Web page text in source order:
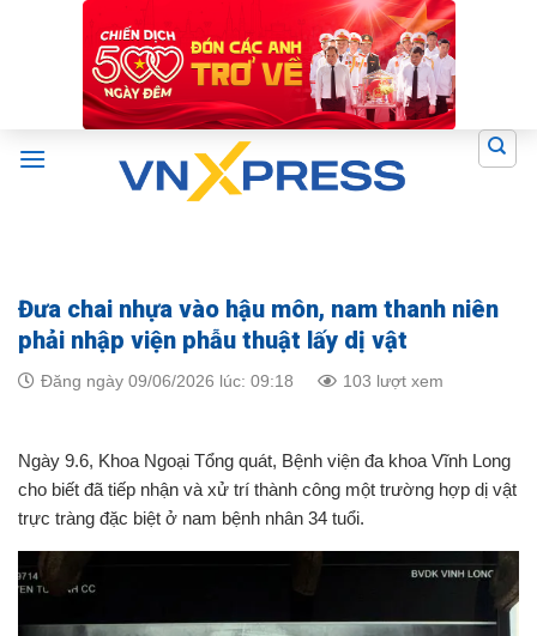
Đưa chai nhựa vào hậu môn, nam thanh niên
phải nhập viện phẫu thuật lấy dị vật
Đăng ngày 09/06/2026 lúc: 09:18 103 lượt xem
Ngày 9.6, Khoa Ngoại Tổng quát, Bệnh viện đa khoa Vĩnh Long
cho biết đã tiếp nhận và xử trí thành công một trường hợp dị vật
trực tràng đặc biệt ở nam bệnh nhân 34 tuổi.